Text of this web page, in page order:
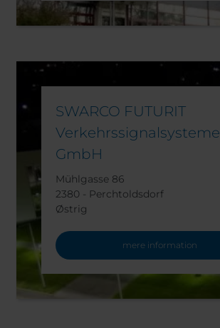
SWARCO FUTURIT
Verkehrssignalsysteme
GmbH
Mühlgasse 86
2380 - Perchtoldsdorf
Østrig
mere information